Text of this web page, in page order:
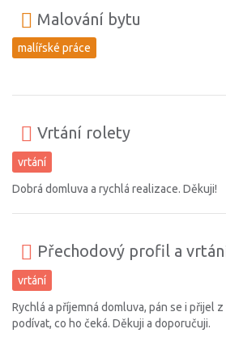
Malování bytu
malířské práce
Vrtání rolety
vrtání
Dobrá domluva a rychlá realizace. Děkuji!
Přechodový profil a
vrtání
Rychlá a příjemná domluva, pán se i přijel
podívat, co ho čeká. Děkuji a doporučuji.